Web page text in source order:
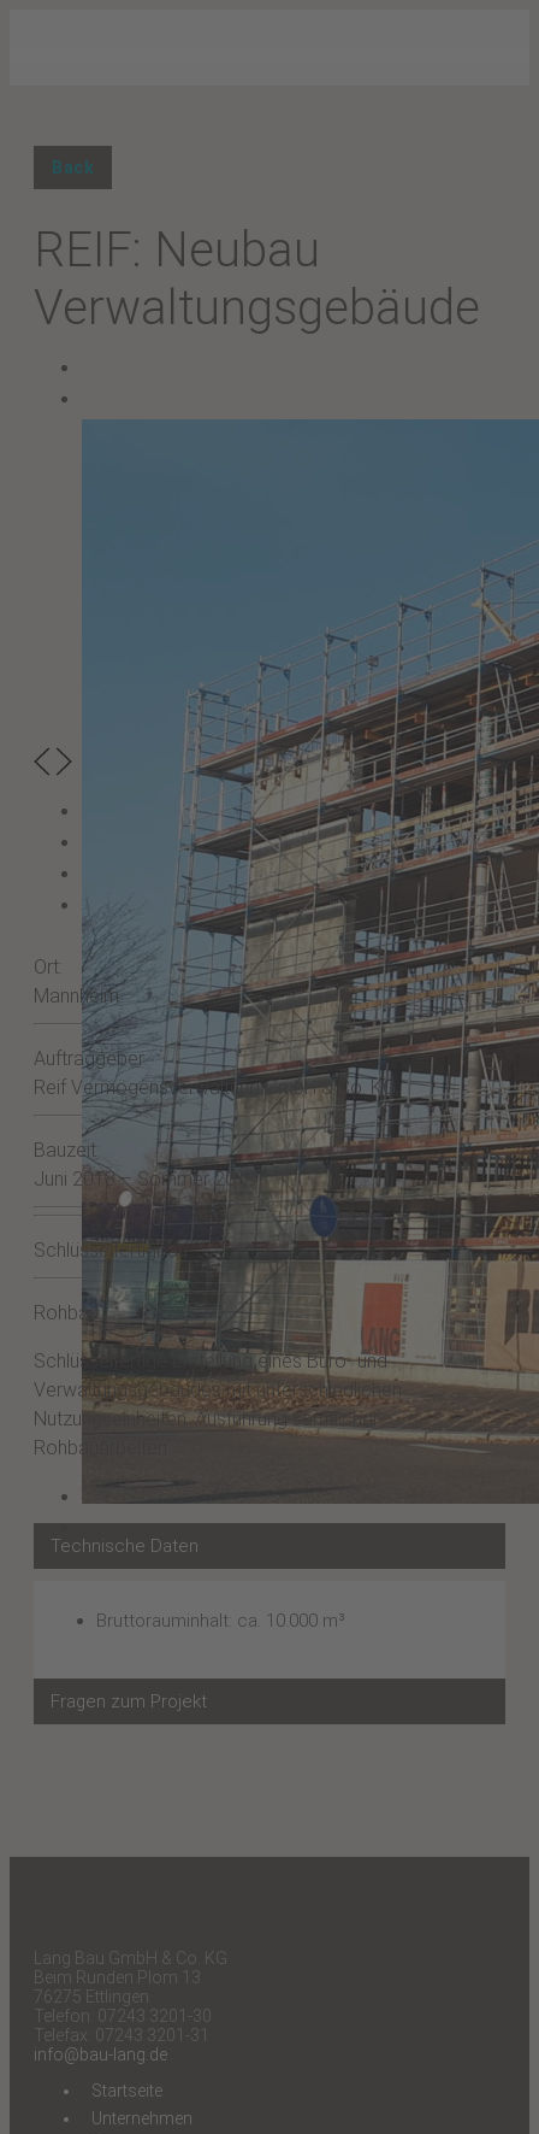
Back
REIF: Neubau
Verwaltungsgebäude
Ort:
Mannheim
Auftraggeber:
Reif Vermögensverwaltung GmbH & Co. KG
Bauzeit:
Juni 2018 – Sommer 2019
Schlüsselfertigbau
Rohbau
Schlüsselfertige Erstellung eines Büro- und
Verwaltungsgebäudes mit unterschiedlichen
Nutzungseinheiten. Ausführung sämtlicher
Rohbauarbeiten.
Technische Daten
Bruttorauminhalt: ca. 10.000 m³
Fragen zum Projekt
Lang Bau GmbH & Co. KG
Beim Runden Plom 13
76275 Ettlingen
Telefon: 07243 3201-30
Telefax: 07243 3201-31
info@bau-lang.de
Startseite
Unternehmen